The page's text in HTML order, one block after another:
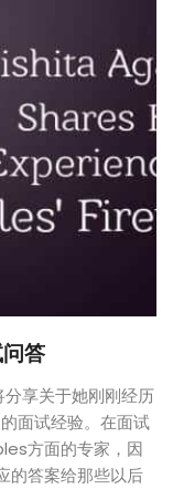
答
享关于她刚刚经历
面试经验。在面试
方面的专家，因
的答案给那些以后